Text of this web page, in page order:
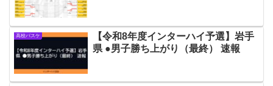
高校バスケ
【令和8年度インターハイ予選】岩手
県 ●男子勝ち上がり（最終） 速報